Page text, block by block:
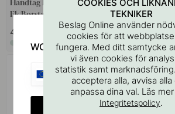
Handtag Bond - Mörkbetsad
Ek/Borstad Mässing
459 kr
I lager
Handtag
Antik
189 kr
I lager
TEKNIKER
Beslag Online använder
cookies för att
fungera. Med ditt samtycke
vi även cookies för
statistik samt
acceptera alla, avvisa alla
anpassa dina val. Läs
Integritetspolicy.
WOULD YOU RATHER VISIT?
EU
CHANGE COUNTRY